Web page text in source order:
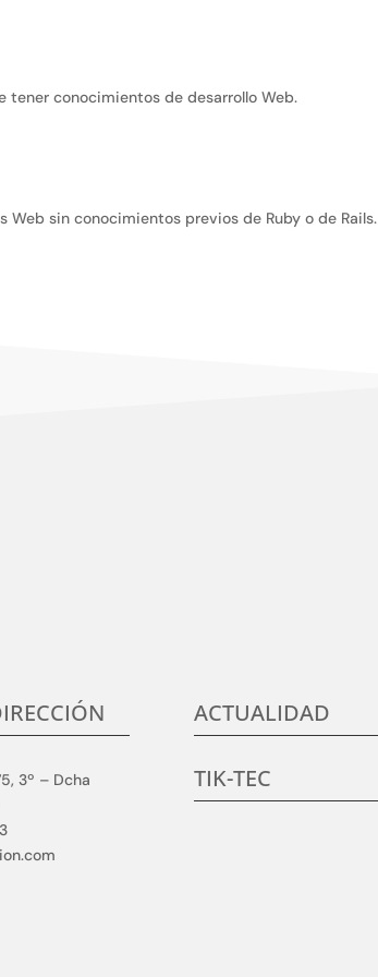
tener conocimientos de desarrollo Web.
Web sin conocimientos previos de Ruby o de Rails.
3º – Dcha
ACTUALIDAD
TIK-TEC